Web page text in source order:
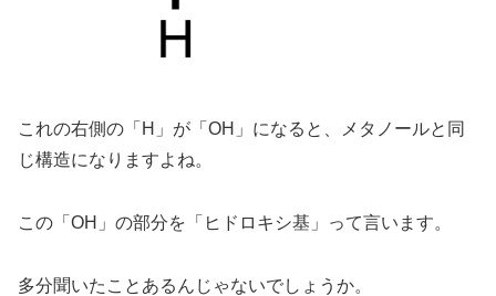
これの右側の「H」が「OH」になると、メタノールと同
じ構造になりますよね。
この「OH」の部分を「ヒドロキシ基」って言います。
多分聞いたことあるんじゃないでしょうか。